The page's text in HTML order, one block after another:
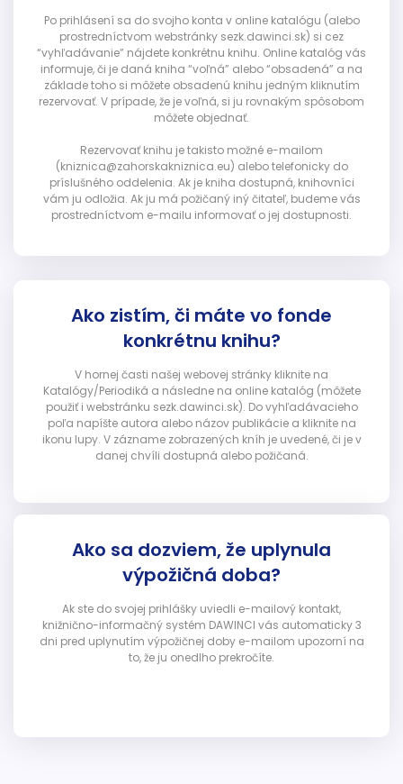
Po prihlásení sa do svojho konta v online katalógu (alebo
prostredníctvom webstránky sezk.dawinci.sk) si cez
“vyhľadávanie” nájdete konkrétnu knihu. Online katalóg vás
informuje, či je daná kniha “voľná” alebo “obsadená” a na
základe toho si môžete obsadenú knihu jedným kliknutím
rezervovať. V prípade, že je voľná, si ju rovnakým spôsobom
môžete objednať.
Rezervovať knihu je takisto možné e-mailom
(kniznica@zahorskakniznica.eu) alebo telefonicky do
príslušného oddelenia. Ak je kniha dostupná, knihovníci
vám ju odložia. Ak ju má požičaný iný čitateľ, budeme vás
prostredníctvom e-mailu informovať o jej dostupnosti.
Ako zistím, či máte vo fonde
konkrétnu knihu?
V hornej časti našej webovej stránky kliknite na
Katalógy/Periodiká a následne na online katalóg (môžete
použiť i webstránku sezk.dawinci.sk). Do vyhľadávacieho
poľa napíšte autora alebo názov publikácie a kliknite na
ikonu lupy. V zázname zobrazených kníh je uvedené, či je v
danej chvíli dostupná alebo požičaná.
Ako sa dozviem, že uplynula
výpožičná doba?
Ak ste do svojej prihlášky uviedli e-mailový kontakt,
knižnično-informačný systém DAWINCI vás automaticky 3
dni pred uplynutím výpožičnej doby e-mailom upozorní na
to, že ju onedlho prekročíte.